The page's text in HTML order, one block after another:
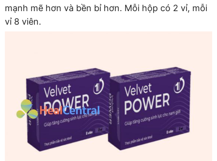
mạnh mẽ hơn và bền bỉ hơn. Mỗi hộp có 2 vỉ, mỗi
vỉ 8 viên.